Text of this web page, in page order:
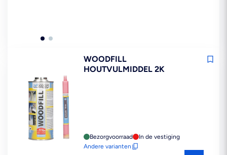
WOODFILL
HOUTVULMIDDEL 2K
Bezorgvoorraad
In de vestiging
Andere varianten